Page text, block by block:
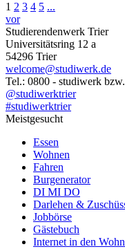
1 2 3 4 5 ...
vor
Studierendenwerk Trier
Universitätsring 12 a
54296 Trier
welcome@studiwerk.de
Tel.: 0800 - studiwerk
@studiwerktrier
#studiwerktrier
Meistgesucht
Essen
Wohnen
Fahren
Burgenerator
DI MI DO
Darlehen &
Jobbörse
Gästebuch
Internet in den